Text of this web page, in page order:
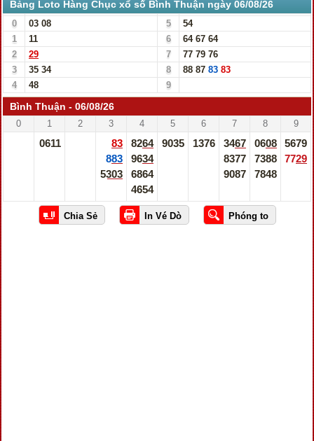
Bảng Loto Hàng Chục xổ số Bình Thuận ngày 06/08/26
0 03 08 5
54
1
11 6 64 67 64
2
29 7 77 79 76
3
35 34 8 88 87 83 83
4
48 9
Bình Thuận - 06/08/26
0 1 2 3 4 5 6 7 8 9
0611
83
883
5303
8264
9634
6864
4654
9035 1376
3467
8377
9087
0608
7388
7848
5679
7729